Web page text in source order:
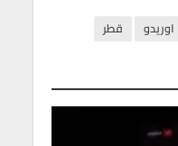
n
ke
n
le
gr
m
h
ar اوريدو قطر